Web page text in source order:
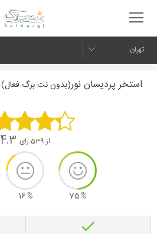
تهران
استخر پردیسان نور(بدون نت برگ فعال)
از 539 رای 4.3
75%
16%